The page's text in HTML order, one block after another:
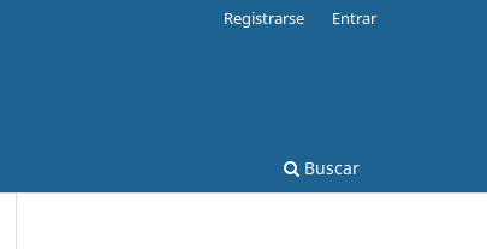
Buscar
Registrarse Entrar